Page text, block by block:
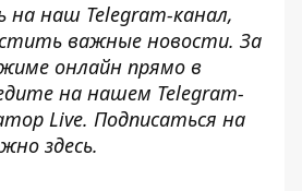
на наш Telegram-канал,
важные новости. За
онлайн прямо в
на нашем Telegram-
Live. Подписаться на
здесь.